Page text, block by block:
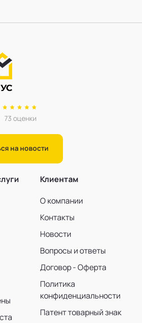
73 оценки
на новости
Клиентам
О компании
Контакты
Новости
Вопросы и ответы
Договор - Оферта
Политика
конфиденциальности
Патент товарный знак